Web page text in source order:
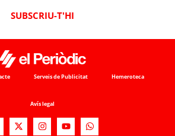
SUBSCRIU-T'HI
Serveis de Publicitat Hemeroteca
Avís legal